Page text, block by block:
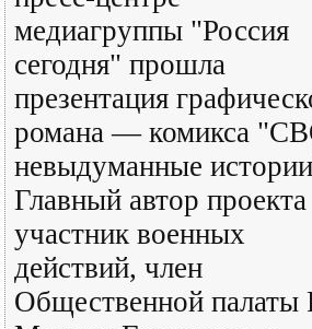
медиагруппы "Россия
сегодня" прошла
презентация
романа — комикса
невыдуманные
Главный автор проекта
участник военных
действий, член
Общественной